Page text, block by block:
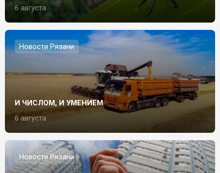
6 августа
Новости Рязани
И ЧИСЛОМ, И УМЕНИЕМ
6 августа
Новости Рязани